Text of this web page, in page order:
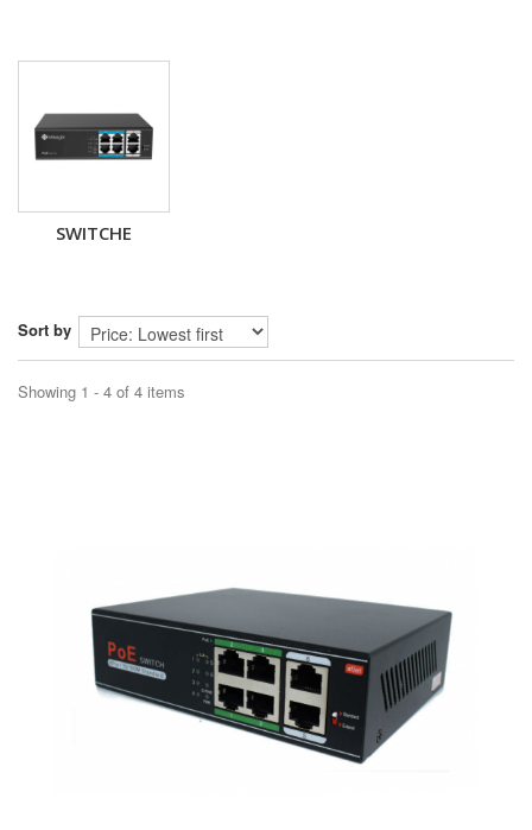
SWITCHE
Sort by
Showing 1 - 4 of 4 items